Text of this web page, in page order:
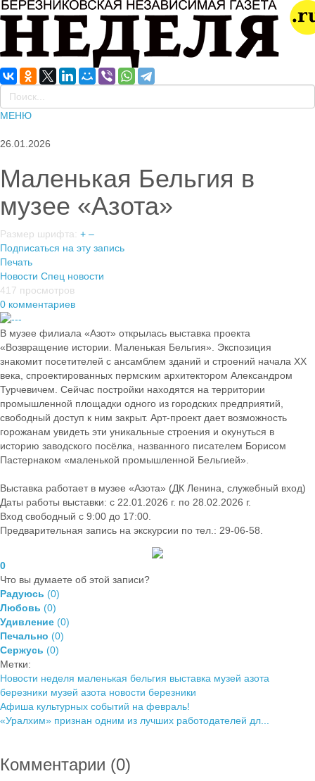
МЕНЮ
26.01.2026
Маленькая Бельгия в
музее «Азота»
Размер шрифта: + –
Подписаться на эту запись
Печать
Новости Спец новости
417 просмотров
0 комментариев
В музее филиала «Азот» открылась выставка проекта
«Возвращение истории. Маленькая Бельгия». Экспозиция
знакомит посетителей с ансамблем зданий и строений начала XX
века, спроектированных пермским архитектором Александром
Турчевичем. Сейчас постройки находятся на территории
промышленной площадки одного из городских предприятий,
свободный доступ к ним закрыт. Арт-проект дает возможность
горожанам увидеть эти уникальные строения и окунуться в
историю заводского посёлка, названного писателем Борисом
Пастернаком «маленькой промышленной Бельгией».
Выставка работает в музее «Азота» (ДК Ленина, служебный вход)
Даты работы выставки: с 22.01.2026 г. по 28.02.2026 г.
Вход свободный с 9:00 до 17:00.
Предварительная запись на экскурсии по тел.: 29-06-58.
0
Что вы думаете об этой записи?
Радуюсь (0)
Любовь (0)
Удивление (0)
Печально (0)
Сержусь (0)
Метки:
Новости неделя маленькая бельгия выставка музей азота
березники музей азота новости березники
Афиша культурных событий на февраль!
«Уралхим» признан одним из лучших работодателей дл...
Комментарии (0)